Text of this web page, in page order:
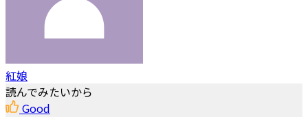
紅娘
読んでみたいから
Good